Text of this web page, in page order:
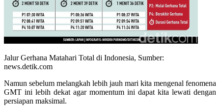
Jalur Gerhana Matahari Total di Indonesia, Sumber:
news.detik.com
Namun sebelum melangkah lebih jauh mari kita mengenal fenomena
GMT ini lebih dekat agar momentum ini dapat kita lewati dengan
persiapan maksimal.